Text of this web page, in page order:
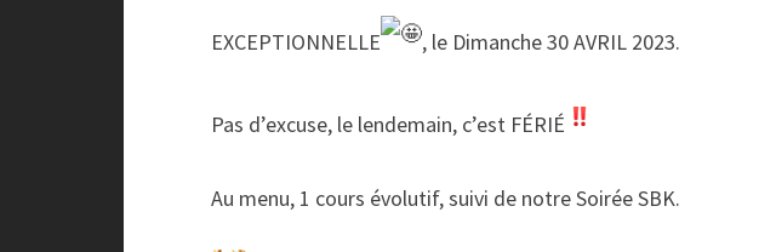
SOIRÉE
!
EXCEPTIONNELLE , le Dimanche 30 AVRIL 2023.
Pas d’excuse, le lendemain, c’est FÉRIÉ
Au menu, 1 cours évolutif, suivi de notre Soirée SBK.